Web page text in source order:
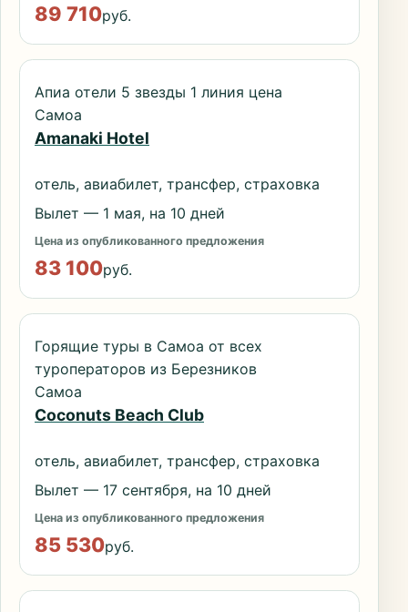
89 710руб.
Апиа отели 5 звезды 1 линия цена
Самоа
Amanaki Hotel
отель, авиабилет, трансфер, страховка
Вылет — 1 мая, на 10 дней
Цена из опубликованного предложения
83 100руб.
Горящие туры в Самоа от всех
туроператоров из Березников
Самоа
Coconuts Beach Club
отель, авиабилет, трансфер, страховка
Вылет — 17 сентября, на 10 дней
Цена из опубликованного предложения
85 530руб.